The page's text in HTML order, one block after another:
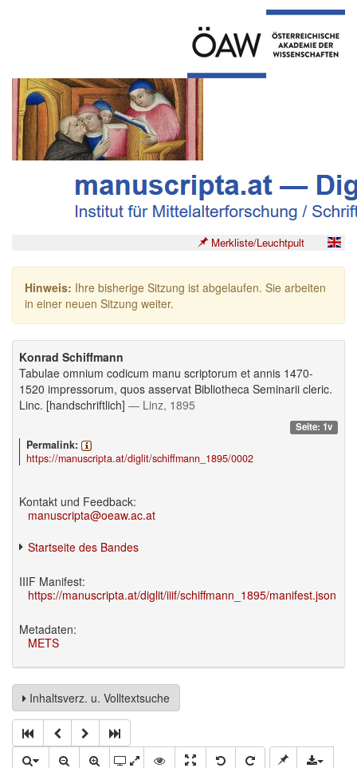
Merkliste/Leuchtpult
Hinweis: Ihre bisherige Sitzung ist abgelaufen. Sie arbeiten
in einer neuen Sitzung weiter.
Konrad Schiffmann
Tabulae omnium codicum manu scriptorum et annis 1470-
1520 impressorum, quos asservat Bibliotheca Seminarii cleric.
Linc. [handschriftlich] — Linz, 1895
Seite: 1v
Permalink:
https://manuscripta.at/diglit/schiffmann_1895/0002
Kontakt und Feedback:
manuscripta@oeaw.ac.at
Startseite des Bandes
IIIF Manifest:
https://manuscripta.at/diglit/iiif/schiffmann_1895/manifest.json
Metadaten:
METS
Inhaltsverz. u. Volltextsuche